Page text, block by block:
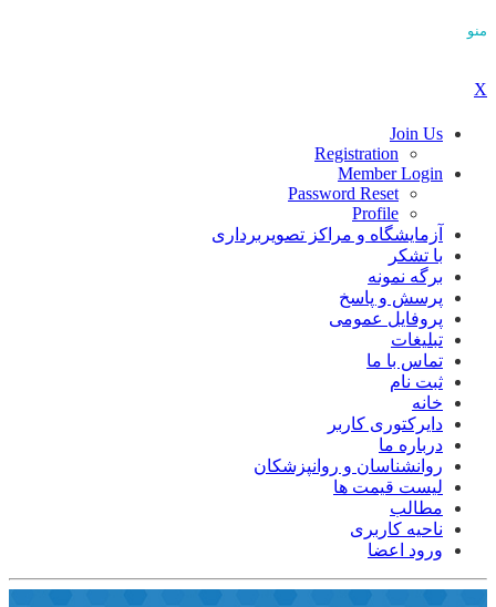
منو
X
Join Us
Registration
Member Login
Password Reset
Profile
آزمایشگاه و مراکز تصویربرداری
با تشکر
برگه نمونه
پرسش و پاسخ
پروفایل عمومی
تبلیغات
تماس با ما
ثبت نام
خانه
دایرکتوری کاربر
درباره ما
روانشناسان و روانپزشکان
لیست قیمت ها
مطالب
ناحیه کاربری
ورود اعضا